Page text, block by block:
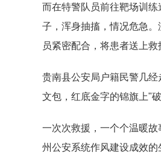
而在特警队员前往靶场训
子，浑身抽搐，情况危急
员紧密配合，将患者送上救
贵南县公安局户籍民警几
文包，红底金字的锦旗上"
一次次救援，一个个温暖
州公安系统作风建设成效的